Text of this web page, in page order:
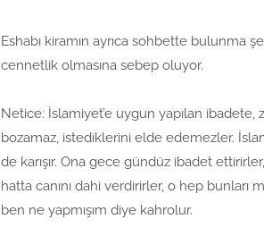
Eshabı kiramın ayrıca sohbette bulunma
cennetlik olmasına sebep oluyor.
Netice: İslamiyet’e uygun yapılan ibadete,
bozamaz, istediklerini elde edemezler.
de karışır. Ona gece gündüz ibadet
hatta canını dahi verdirirler, o hep
ben ne yapmışım diye kahrolur.